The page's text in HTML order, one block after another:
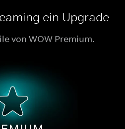
ein Upgrade
von WOW Premium.